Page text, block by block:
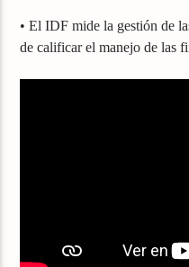
• El IDF mide la gestión de
de calificar el manejo de las